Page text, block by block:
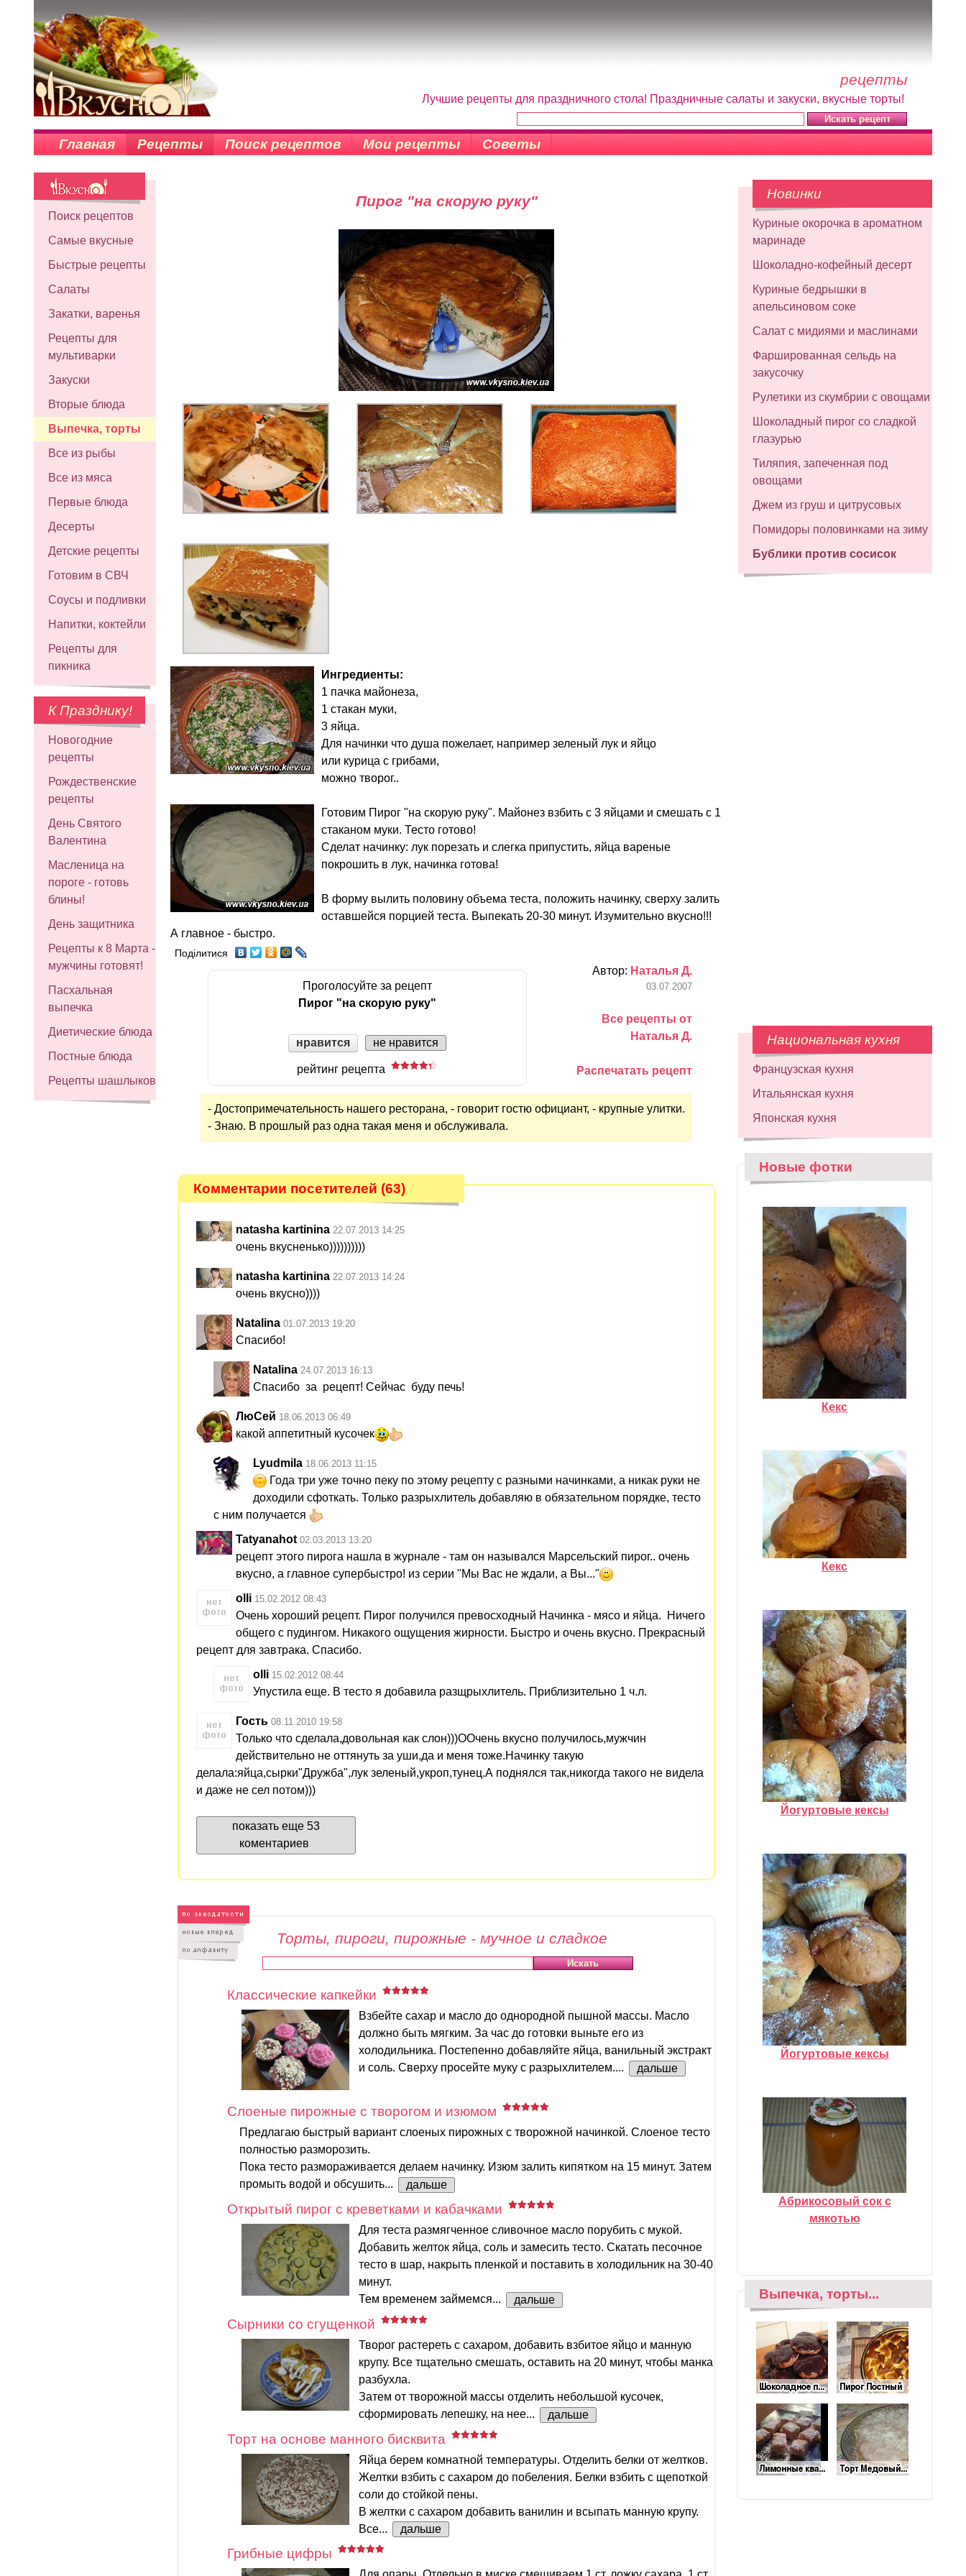
рецепты
Лучшие рецепты для праздничного стола! Праздничные салаты и закуски, вкусные торты!
Главная Рецепты Поиск рецептов Мои рецепты Советы
Поиск рецептов
Самые вкусные
Быстрые рецепты
Салаты
Закатки, варенья
Рецепты для
мультиварки
Закуски
Вторые блюда
Выпечка, торты
Все из рыбы
Все из мяса
Первые блюда
Десерты
Детские рецепты
Готовим в СВЧ
Соусы и подливки
Напитки, коктейли
Рецепты для
пикника
К Празднику!
Новогодние
рецепты
Рождественские
рецепты
День Святого
Валентина
Масленица на
пороге - готовь
блины!
День защитника
Рецепты к 8 Марта -
мужчины готовят!
Пасхальная
выпечка
Диетические блюда
Постные блюда
Рецепты шашлыков
Пирог "на скорую руку"
Ингредиенты:
1 пачка майонеза,
1 стакан муки,
3 яйца.
Для начинки что душа пожелает, например зеленый лук и яйцо
или курица с грибами,
можно творог..
Готовим Пирог "на скорую руку". Майонез взбить с 3 яйцами и смешать с 1
стаканом муки. Тесто готово!
Сделат начинку: лук порезать и слегка припустить, яйца вареные
покрошить в лук, начинка готова!
В форму вылить половину объема теста, положить начинку, сверху залить
оставшейся порцией теста. Выпекать 20-30 минут. Изумительно вкусно!!!
А главное - быстро.
Поділитися
Проголосуйте за рецепт
Пирог "на скорую руку"
нравится не нравится
рейтинг рецепта
Автор: Наталья Д.
03.07.2007
Все рецепты от
Наталья Д.
Распечатать рецепт
- Достопримечательность нашего ресторана, - говорит гостю официант, - крупные улитки.
- Знаю. В прошлый раз одна такая меня и обслуживала.
Комментарии посетителей (63)
natasha kartinina 22.07.2013 14:25
очень вкусненько))))))))))
natasha kartinina 22.07.2013 14:24
очень вкусно))))
Natalina 01.07.2013 19:20
Спасибо!
Natalina 24.07.2013 16:13
Спасибо за рецепт! Сейчас буду печь!
ЛюСей 18.06.2013 06:49
какой аппетитный кусочек
Lyudmila 18.06.2013 11:15
Года три уже точно пеку по этому рецепту с разными начинками, а никак руки не
доходили сфоткать. Только разрыхлитель добавляю в обязательном порядке, тесто
с ним получается
Tatyanahot 02.03.2013 13:20
рецепт этого пирога нашла в журнале - там он назывался Марсельский пирог.. очень
вкусно, а главное супербыстро! из серии "Мы Вас не ждали, а Вы..."
olli 15.02.2012 08:43
Очень хороший рецепт. Пирог получился превосходный Начинка - мясо и яйца. Ничего
общего с пудингом. Никакого ощущения жирности. Быстро и очень вкусно. Прекрасный
рецепт для завтрака. Спасибо.
olli 15.02.2012 08:44
Упустила еще. В тесто я добавила разщрыхлитель. Приблизительно 1 ч.л.
Гость 08.11.2010 19:58
Только что сделала,довольная как слон)))ООчень вкусно получилось,мужчин
действительно не оттянуть за уши,да и меня тоже.Начинку такую
делала:яйца,сырки"Дружба",лук зеленый,укроп,тунец.А поднялся так,никогда такого не видела
и даже не сел потом)))
показать еще 53
коментариев
Торты, пироги, пирожные - мучное и сладкое
Классические капкейки
Взбейте сахар и масло до однородной пышной массы. Масло
должно быть мягким. За час до готовки выньте его из
холодильника. Постепенно добавляйте яйца, ванильный экстракт
и соль. Сверху просейте муку с разрыхлителем....
дальше
Слоеные пирожные с творогом и изюмом
Предлагаю быстрый вариант слоеных пирожных с творожной начинкой. Слоеное тесто
полностью разморозить.
Пока тесто размораживается делаем начинку. Изюм залить кипятком на 15 минут. Затем
промыть водой и обсушить...
дальше
Открытый пирог с креветками и кабачками
Для теста размягченное сливочное масло порубить с мукой.
Добавить желток яйца, соль и замесить тесто. Скатать песочное
тесто в шар, накрыть пленкой и поставить в холодильник на 30-40
минут.
Тем временем займемся...
дальше
Сырники со сгущенкой
Творог растереть с сахаром, добавить взбитое яйцо и манную
крупу. Все тщательно смешать, оставить на 20 минут, чтобы манка
разбухла.
Затем от творожной массы отделить небольшой кусочек,
сформировать лепешку, на нее...
дальше
Торт на основе манного бисквита
Яйца берем комнатной температуры. Отделить белки от желтков.
Желтки взбить с сахаром до побеления. Белки взбить с щепоткой
соли до стойкой пены.
В желтки с сахаром добавить ванилин и всыпать манную крупу.
Все...
дальше
Грибные цифры
Новинки
Куриные окорочка в ароматном
маринаде
Шоколадно-кофейный десерт
Куриные бедрышки в
апельсиновом соке
Салат с мидиями и маслинами
Фаршированная сельдь на
закусочку
Рулетики из скумбрии с овощами
Шоколадный пирог со сладкой
глазурью
Тиляпия, запеченная под
овощами
Джем из груш и цитрусовых
Помидоры половинками на зиму
Бублики против сосисок
Национальная кухня
Французская кухня
Итальянская кухня
Японская кухня
Новые фотки
Кекс
Кекс
Йогуртовые кексы
Йогуртовые кексы
Абрикосовый сок с
мякотью
Выпечка, торты...